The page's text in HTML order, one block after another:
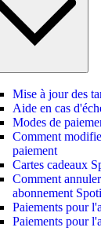
Mise à jour des
Aide en cas
Modes de
Comment
paiement
Cartes cadeaux
Comment
abonnement
Paiements pour
Paiements pour